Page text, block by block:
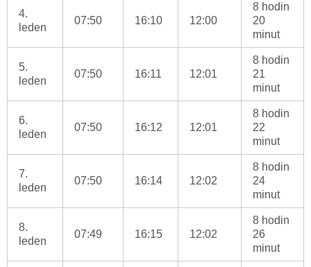
4.
leden
07:50 16:10 12:00
8 hodin
20
minut
5.
leden
07:50 16:11 12:01
8 hodin
21
minut
6.
leden
07:50 16:12 12:01
8 hodin
22
minut
7.
leden
07:50 16:14 12:02
8 hodin
24
minut
8.
leden
07:49 16:15 12:02
8 hodin
26
minut